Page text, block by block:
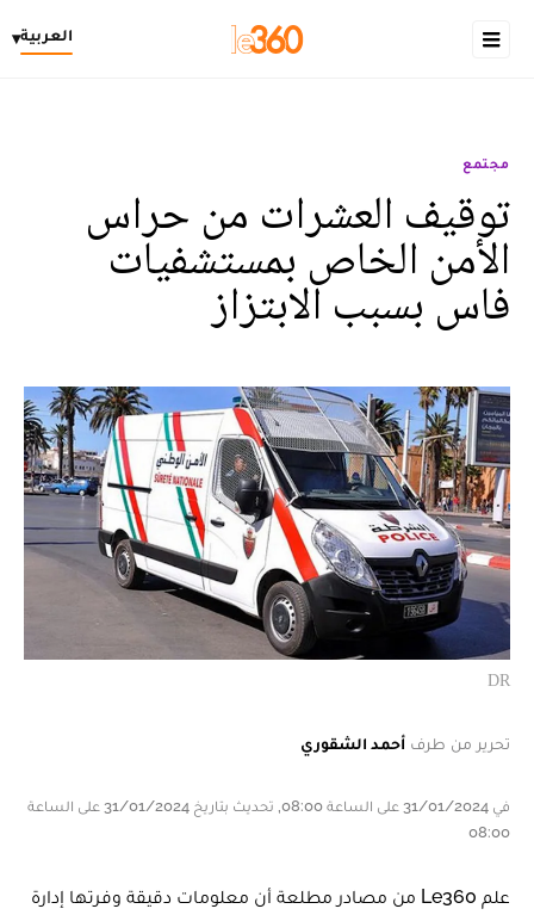
العربية▾
مجتمع
توقيف العشرات من حراس
الأمن الخاص بمستشفيات
فاس بسبب الابتزاز
DR
تحرير من طرف أحمد الشقوري
في 31/01/2024 على الساعة 08:00, تحديث بتاريخ 31/01/2024 على الساعة
08:00
علم Le360 من مصادر مطلعة أن معلومات دقيقة وفرتها إدارة